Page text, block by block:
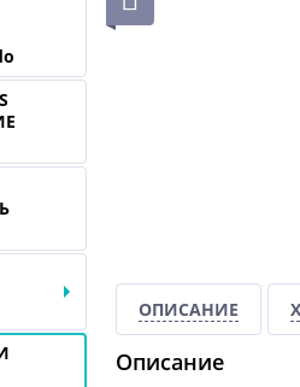
ОПИСАНИЕ
Описание